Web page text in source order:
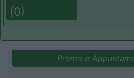
(0)
Promo e